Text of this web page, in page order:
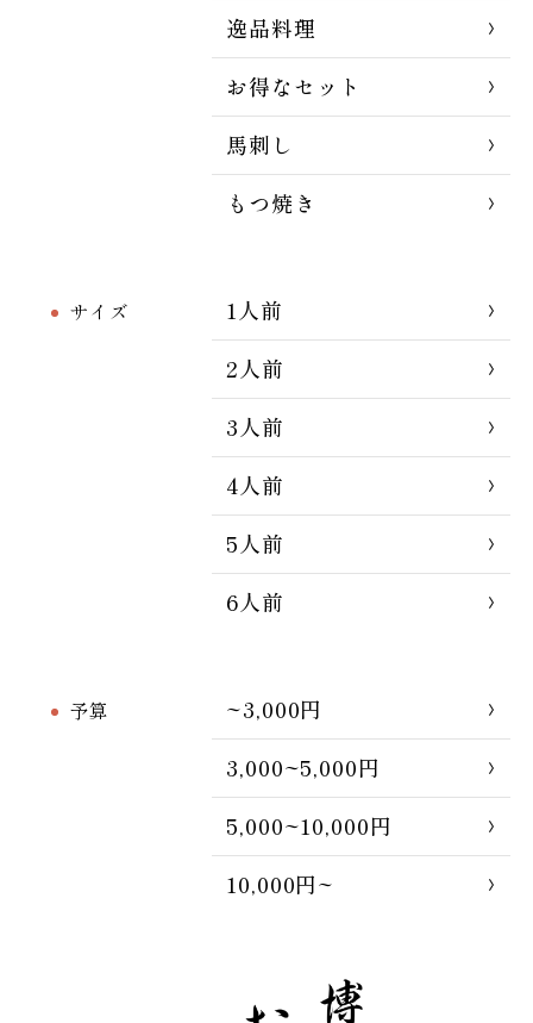
逸品料理
お得なセット
馬刺し
もつ焼き
サイズ
1人前
2人前
3人前
4人前
5人前
6人前
予算
~3,000円
3,000~5,000円
5,000~10,000円
10,000円~